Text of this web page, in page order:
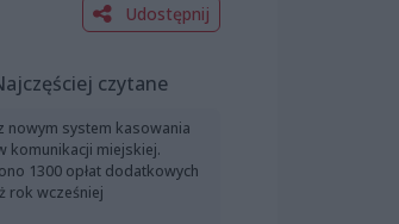
Udostępnij
czytane
nowym system kasowania
komunikacji miejskiej.
1300 opłat dodatkowych
rok wcześniej